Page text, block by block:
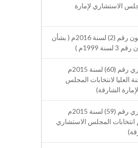
الاستشاري لإمارة
مرسوم بقانون رقم (2) لسنة 2016م ( بشأن
1999م )
مرسوم أميري رقم (60) لسنة 2015م
العليا لانتخابات المجلس
الشارقة)
مرسوم أميري رقم (59) لسنة 2015م
انتخابات المجلس الاستشاري